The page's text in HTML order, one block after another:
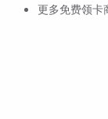
更多免费领卡